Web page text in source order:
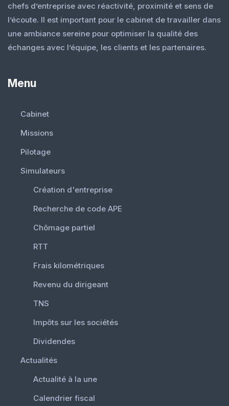
chefs d’entreprise avec réactivité, proximité et sens de
l’écoute. Il est important pour le cabinet de travailler dans
une ambiance sereine pour optimiser la qualité des
échanges avec l’équipe, les clients et les partenaires.
Menu
Cabinet
Missions
Pilotage
Simulateurs
Création d'entreprise
Recherche de code APE
Chômage partiel
RTT
Frais kilométriques
Revenu du dirigeant
TNS
Impôts sur les sociétés
Dividendes
Actualités
Actualité à la une
Calendrier fiscal